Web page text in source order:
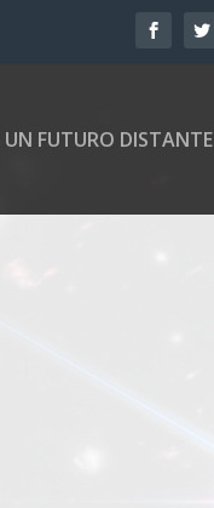
UN FUTURO DISTANTE